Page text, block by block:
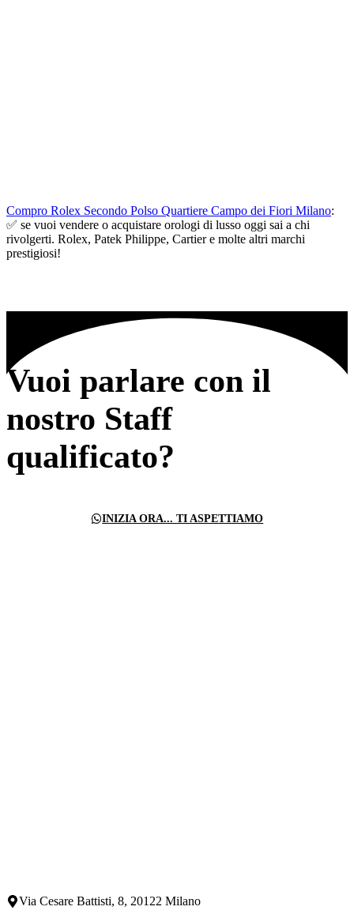
Compro Rolex Secondo Polso Quartiere Campo dei Fiori Milano:
✅ se vuoi vendere o acquistare orologi di lusso oggi sai a chi
rivolgerti. Rolex, Patek Philippe, Cartier e molte altri marchi
prestigiosi!
Vuoi parlare con il
nostro Staff
qualificato?
INIZIA ORA... TI ASPETTIAMO
Via Cesare Battisti, 8, 20122 Milano